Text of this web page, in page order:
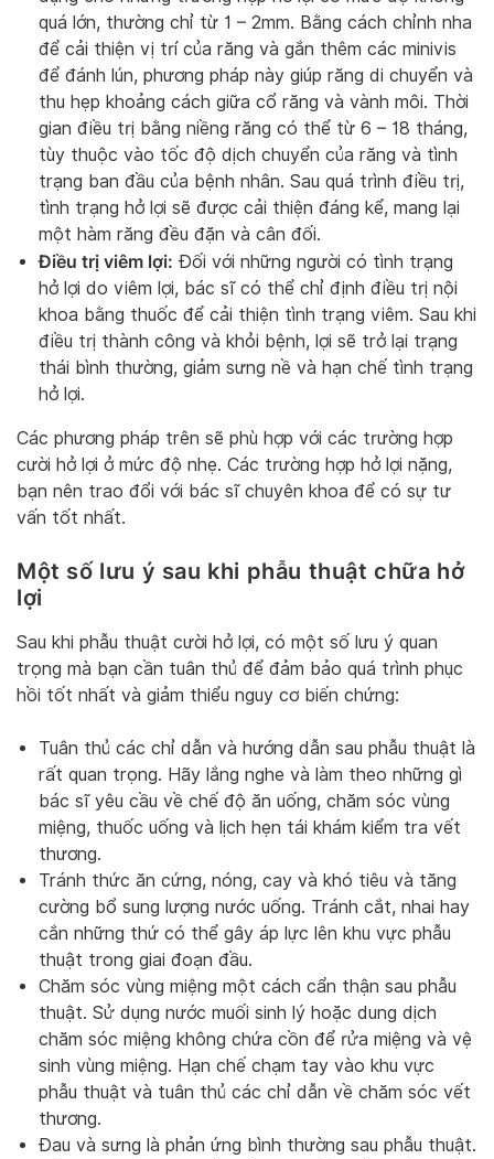
quá lớn, thường chỉ từ 1 – 2mm. Bằng cách chỉnh nha
để cải thiện vị trí của răng và gắn thêm các minivis
để đánh lún, phương pháp này giúp răng di chuyển và
thu hẹp khoảng cách giữa cổ răng và vành môi. Thời
gian điều trị bằng niềng răng có thể từ 6 – 18 tháng,
tùy thuộc vào tốc độ dịch chuyển của răng và tình
trạng ban đầu của bệnh nhân. Sau quá trình điều trị,
tình trạng hở lợi sẽ được cải thiện đáng kể, mang lại
một hàm răng đều đặn và cân đối.
Điều trị viêm lợi: Đối với những người có tình trạng
hở lợi do viêm lợi, bác sĩ có thể chỉ định điều trị nội
khoa bằng thuốc để cải thiện tình trạng viêm. Sau khi
điều trị thành công và khỏi bệnh, lợi sẽ trở lại trạng
thái bình thường, giảm sưng nề và hạn chế tình trạng
hở lợi.
Các phương pháp trên sẽ phù hợp với các trường hợp
cười hở lợi ở mức độ nhẹ. Các trường hợp hở lợi nặng,
bạn nên trao đổi với bác sĩ chuyên khoa để có sự tư
vấn tốt nhất.
Một số lưu ý sau khi phẫu thuật chữa hở
lợi
Sau khi phẫu thuật cười hở lợi, có một số lưu ý quan
trọng mà bạn cần tuân thủ để đảm bảo quá trình phục
hồi tốt nhất và giảm thiểu nguy cơ biến chứng:
Tuân thủ các chỉ dẫn và hướng dẫn sau phẫu thuật là
rất quan trọng. Hãy lắng nghe và làm theo những gì
bác sĩ yêu cầu về chế độ ăn uống, chăm sóc vùng
miệng, thuốc uống và lịch hẹn tái khám kiểm tra vết
thương.
Tránh thức ăn cứng, nóng, cay và khó tiêu và tăng
cường bổ sung lượng nước uống. Tránh cắt, nhai hay
cắn những thứ có thể gây áp lực lên khu vực phẫu
thuật trong giai đoạn đầu.
Chăm sóc vùng miệng một cách cẩn thận sau phẫu
thuật. Sử dụng nước muối sinh lý hoặc dung dịch
chăm sóc miệng không chứa cồn để rửa miệng và vệ
sinh vùng miệng. Hạn chế chạm tay vào khu vực
phẫu thuật và tuân thủ các chỉ dẫn về chăm sóc vết
thương.
Đau và sưng là phản ứng bình thường sau phẫu thuật.